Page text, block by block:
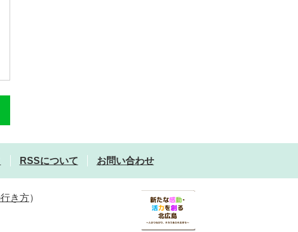
RSSについて お問い合わせ
き方）